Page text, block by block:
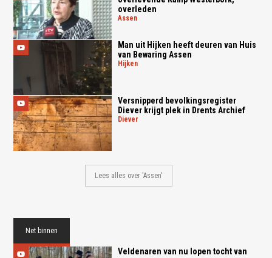
overleden
assen
Man uit Hijken heeft deuren van Huis
van Bewaring Assen
hijken
Versnipperd bevolkingsregister
Diever krijgt plek in Drents Archief
diever
Lees alles over 'Assen'
Net binnen
Veldenaren van nu lopen tocht van